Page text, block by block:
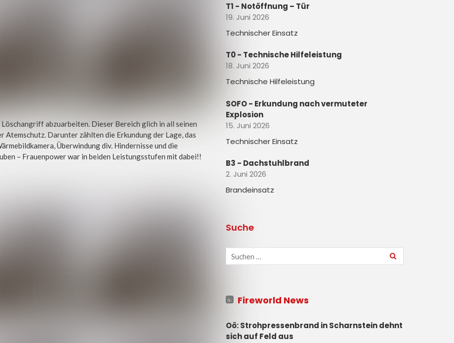
abzuarbeiten. Dieser Bereich glich in all seinen
Darunter zählten die Erkundung der Lage, das
Überwindung div. Hindernisse und die
– Frauenpower war in beiden Leistungsstufen mit dabei!!
T1 - Notöffnung – Tür
19. Juni 2026
Technischer Einsatz
T0 - Technische Hilfeleistung
18. Juni 2026
Technische Hilfeleistung
SOFO - Erkundung nach vermuteter
Explosion
15. Juni 2026
Technischer Einsatz
B3 - Dachstuhlbrand
2. Juni 2026
Brandeinsatz
Suche
Fireworld News
Oö: Strohpressenbrand in Scharnstein dehnt
sich auf Feld aus